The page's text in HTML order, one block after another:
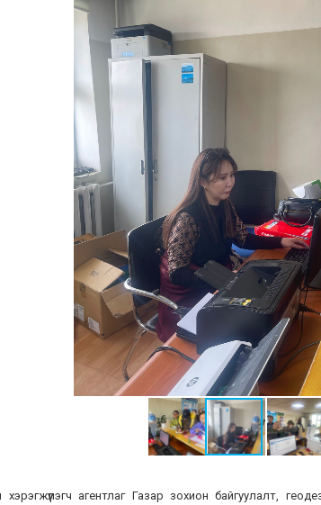
хэрэгжүүлэгч агентлаг Газар зохион байгуулалт,